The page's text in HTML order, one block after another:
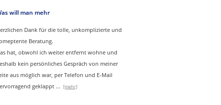
will man mehr
Dank für die tolle, unkomplizierte und
Beratung.
hat, obwohl ich weiter entfernt wohne und
kein persönliches Gespräch von meiner
aus möglich war, per Telefon und E-Mail
geklappt ... [mehr]